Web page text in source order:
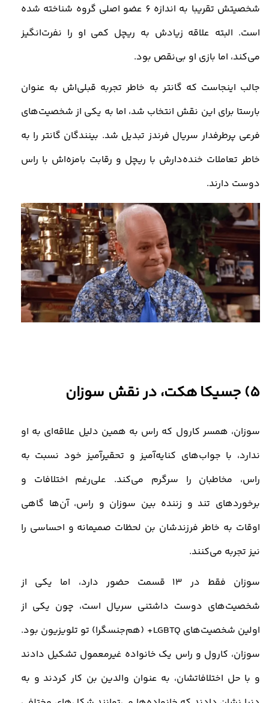
شخصیتش تقریبا به اندازه 6 عضو اصلی گروه شناخته شده
است. البته علاقه زیادش به ریچل کمی او را نفرت‌انگیز
می‌کند، اما بازی او بی‌نقص بود.
جالب اینجاست که گانتر به خاطر تجربه قبلی‌اش به عنوان
بارستا برای این نقش انتخاب شد، اما به یکی از شخصیت‌های
فرعی پرطرفدار سریال فرندز تبدیل شد. بینندگان گانتر را به
خاطر تعاملات خنده‌دارش با ریچل و رقابت بامزه‌اش با راس
دوست دارند.
5) جسیکا هکت، در نقش سوزان
سوزان، همسر کارول که راس به همین دلیل علاقه‌ای به او
ندارد، با جواب‌های کنایه‌آمیز و تحقیرآمیز خود نسبت به
راس، مخاطبان را سرگرم می‌کند. علی‌رغم اختلافات و
برخوردهای تند و زننده بین سوزان و راس، آن‌ها گاهی
اوقات به خاطر فرزندشان بن لحظات صمیمانه و احساسی را
نیز تجربه می‌کنند.
سوزان فقط در 13
قسمت حضور دارد، اما یکی از
شخصیت‌های دوست‌ داشتنی سریال است، چون یکی از
اولین شخصیت‌های LGBTQ+ (هم‌جنسگرا) تو تلویزیون بود.
سوزان، کارول و راس یک خانواده غیرمعمول تشکیل دادند
و با حل اختلافاتشان، به عنوان والدین بن کار کردند و به